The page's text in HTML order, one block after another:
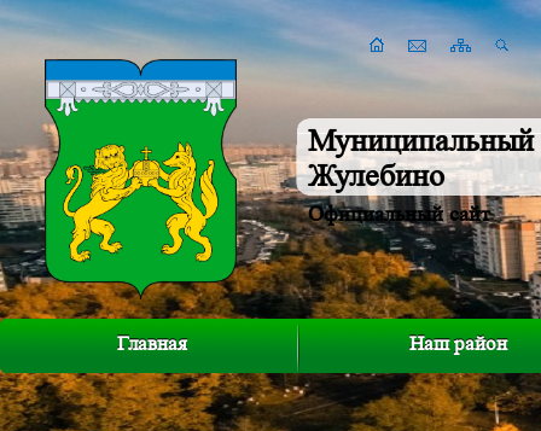
Муниципальный
Жулебино
Официальный сайт
Главная Наш район